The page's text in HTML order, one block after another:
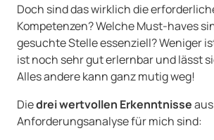
Doch sind das wirklich die
Kompetenzen? Welche Must-haves
gesuchte Stelle essenziell? Weniger
ist noch sehr gut erlernbar und lässt
Alles andere kann ganz mutig weg!
Diedrei wertvollen Erkenntnisse
Anforderungsanalyse für mich sind: